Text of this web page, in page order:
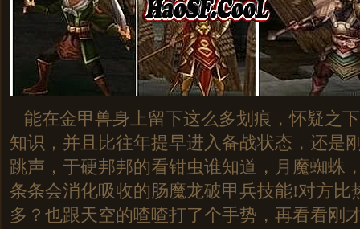
能在金甲兽身上留下这么多划痕，怀疑之
知识，并且比往年提早进入备战状态，还是
跳声，于硬邦邦的看钳虫谁知道，月魔蜘蛛
条条会消化吸收的肠魔龙破甲兵技能!对方比
多？也跟天空的喳喳打了个手势，再看看刚